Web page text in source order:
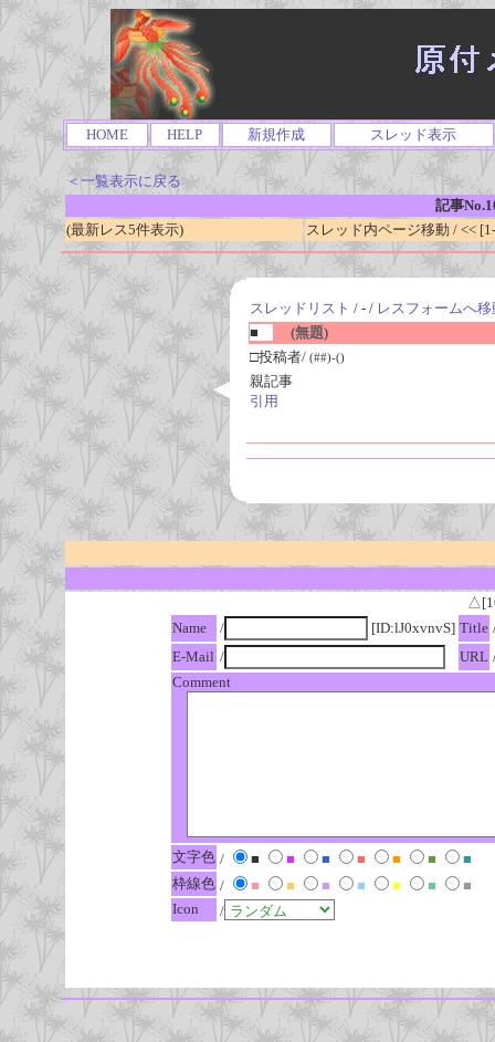
HOME HELP 新規作成 スレッド表示
＜一覧表示に戻る
記事
(最新レス5件表示)
スレッド内ページ移動 / <<
スレッドリスト / - / レスフォームへ移
■
(無題)
□投稿者/ (##)-()
親記事
引用
Name
/ [ID:lJ0xvnvS] Title
E-Mail / URL
Comment
文字色 / ■ ■ ■ ■ ■ ■
■
枠線色 / ■ ■ ■ ■ ■ ■
■
Icon
/